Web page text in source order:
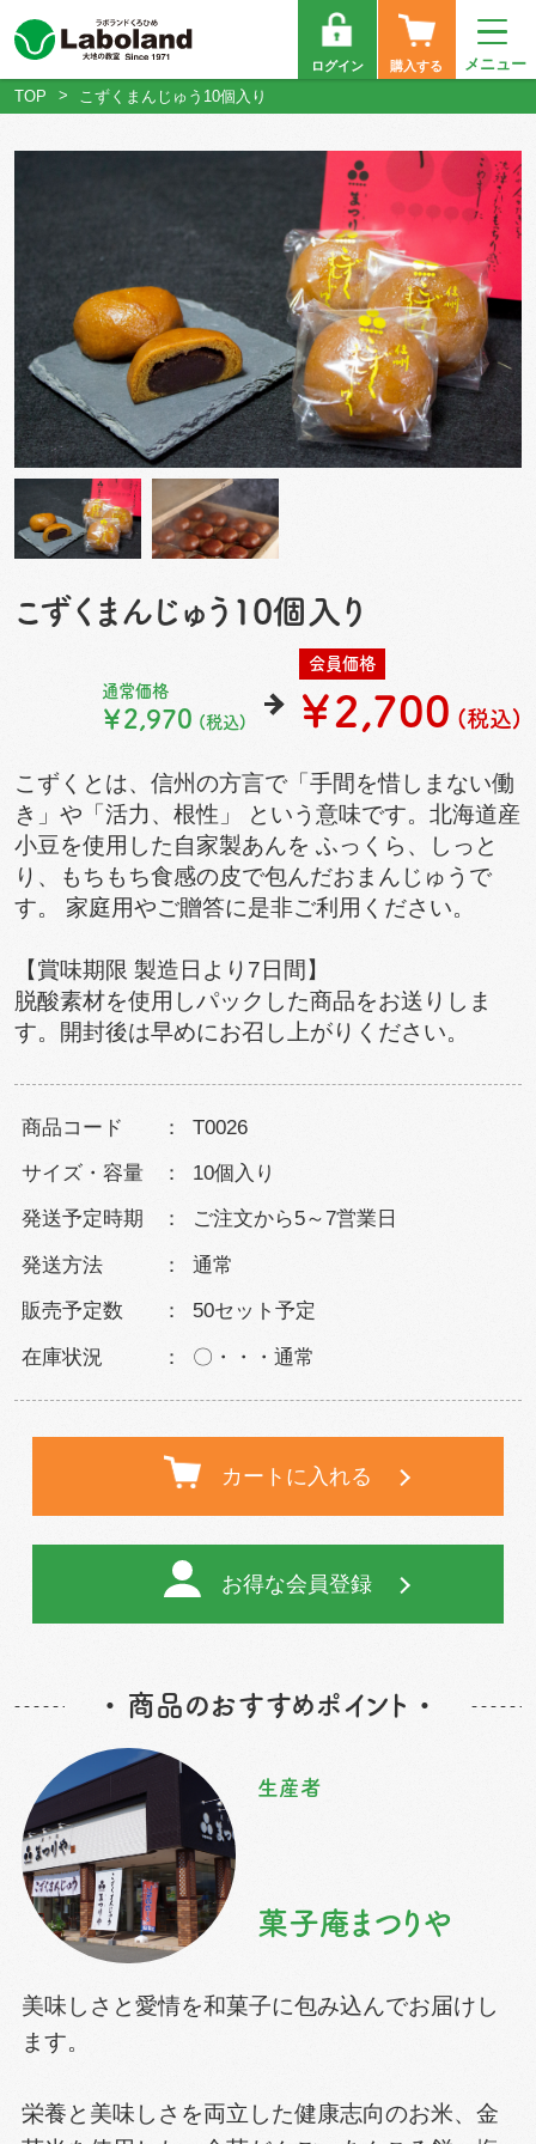
ログイン 購入する
メニュー
TOP
こずくまんじゅう10個入り
こずくまんじゅう10個入り
通常価格
￥2,970 (税込)
会員価格
￥2,700 (税込)
こずくとは、信州の方言で「手間を惜しまない働
き」や「活力、根性」 という意味です。北海道産
小豆を使用した自家製あんを ふっくら、しっと
り、もちもち食感の皮で包んだおまんじゅうで
す。 家庭用やご贈答に是非ご利用ください。
【賞味期限 製造日より7日間】
脱酸素材を使用しパックした商品をお送りしま
す。開封後は早めにお召し上がりください。
商品コード T0026
サイズ・容量 10個入り
発送予定時期 ご注文から5～7営業日
発送方法 通常
販売予定数 50セット予定
在庫状況 〇・・・通常
カートに入れる
お得な会員登録
・ 商品のおすすめポイント ・
生産者
菓子庵まつりや
美味しさと愛情を和菓子に包み込んでお届けし
ます。
栄養と美味しさを両立した健康志向のお米、金